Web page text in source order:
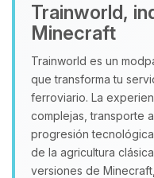
Trainworld,
Minecraft
Trainworld es un
que transforma tu
ferroviario. La
complejas, transporte
progresión
de la agricultura
versiones de